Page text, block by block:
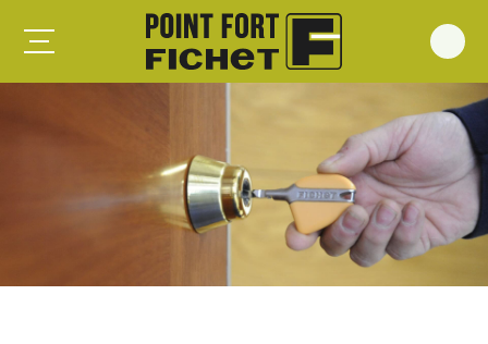
Foxeo HiS
Forges G375